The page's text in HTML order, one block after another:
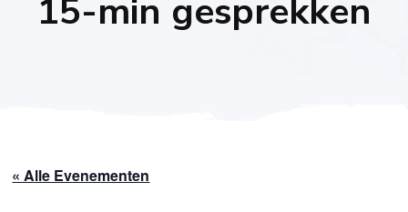
15-min gesprekken
« Alle Evenementen